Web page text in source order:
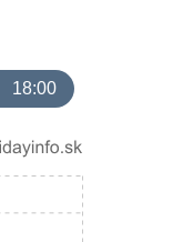
18:00